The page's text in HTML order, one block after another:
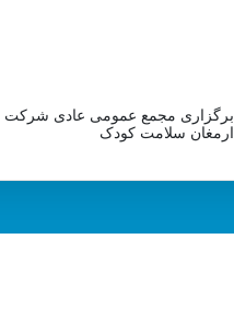
برگزاری مجمع عمومی عادی شرکت
ارمغان سلامت کودک